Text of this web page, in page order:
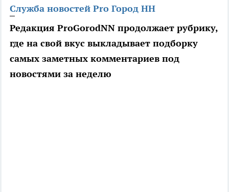
Служба новостей Pro Город НН
Редакция ProGorodNN продолжает рубрику,
где на свой вкус выкладывает подборку
самых заметных комментариев под
новостями за неделю